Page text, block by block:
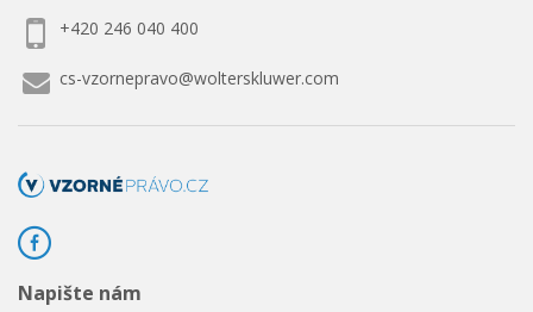
+420 246 040 400
cs-vzornepravo@wolterskluwer.com
Napište nám